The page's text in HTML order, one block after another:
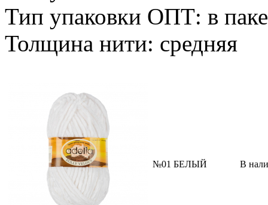
Тип упаковки ОПТ: в
Толщина нити: средняя
№01 БЕЛЫЙ В